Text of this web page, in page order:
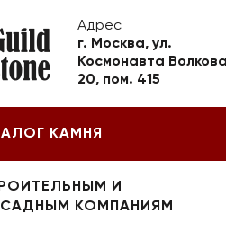
Адрес
г. Москва, ул.
Космонавта
20, пом. 415
КАМНЯ
И
КОМПАНИЯМ